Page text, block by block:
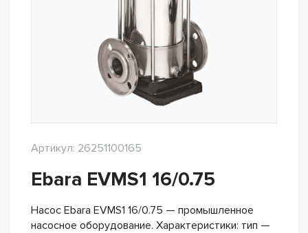
Артикул: 26251100165
Ebara EVMS1 16/0.75
Насос Ebara EVMS1 16/0.75 — промышленное
насосное оборудование. Характеристики: тип —